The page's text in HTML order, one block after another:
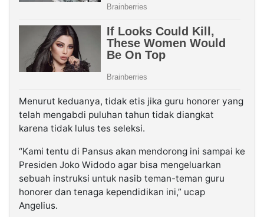
Menurut keduanya, tidak etis jika guru honorer yang
telah mengabdi puluhan tahun tidak diangkat
karena tidak lulus tes seleksi.
“Kami tentu di Pansus akan mendorong ini sampai ke
Presiden Joko Widodo agar bisa mengeluarkan
sebuah instruksi untuk nasib teman-teman guru
honorer dan tenaga kependidikan ini,” ucap
Angelius.